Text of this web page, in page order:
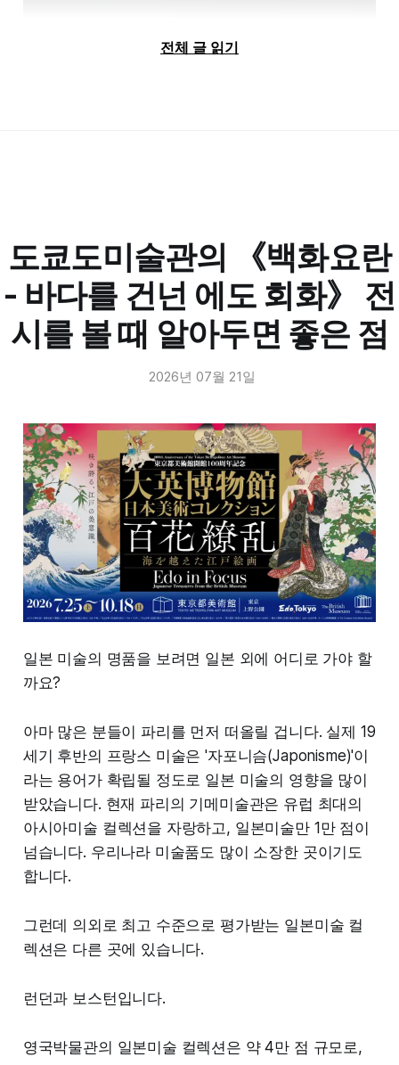
<백자음각연화문과형병>(고려백자), 12-13세기, 호림박물관
유약이 거의 투명하니 아래의 흰 흙이 그대로 비쳐 흰
그릇이 됩니다. 여기에 가마 온도가 충분히 오르지 않
아 유약이 다 녹지 못해 완전한 유리질이 되지 못했습
니다. 그래서 빛이 통과하는 대신 표면에서 흩어져 우
하얀 색 페인트를 칠한 것처럼 색다른 맛을 느끼게 하
는 이유입니다. 전시에서 백자를 보실 때 어떤 흰색인
지를 한번 보세요.
✔️ 고려백자 = 백토 + 청자 계통 유약(철분 적음)
+ 불완전하게 구워짐 → 우윳빛의 흰색
✔️ 조선백자 = 백토 + 장석질 유약(철분 거의 없
2. 조선청자, 왜 고려청자와 푸른
색감이 다를까?
전체 글 읽기
도쿄도미술관의 《백화요란
- 바다를 건넌 에도 회화》 전
시를 볼 때 알아두면 좋은 점
2026년 07월 21일
일본 미술의 명품을 보려면 일본 외에 어디로 가야 할
까요?
아마 많은 분들이 파리를 먼저 떠올릴 겁니다. 실제 19
세기 후반의 프랑스 미술은 '자포니슴(Japonisme)'이
라는 용어가 확립될 정도로 일본 미술의 영향을 많이
받았습니다. 현재 파리의 기메미술관은 유럽 최대의
아시아미술 컬렉션을 자랑하고, 일본미술만 1만 점이
넘습니다. 우리나라 미술품도 많이 소장한 곳이기도
합니다.
그런데 의외로 최고 수준으로 평가받는 일본미술 컬
렉션은 다른 곳에 있습니다.
런던과 보스턴입니다.
영국박물관의 일본미술 컬렉션은 약 4만 점 규모로,